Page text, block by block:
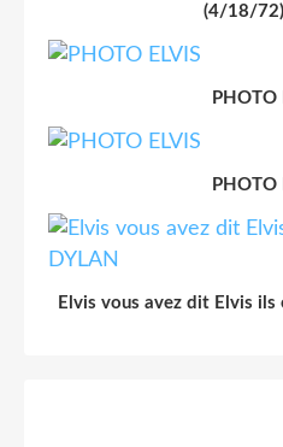
(4/18/
PHOTO
PHOTO
Elvis vous avez dit Elvis ils